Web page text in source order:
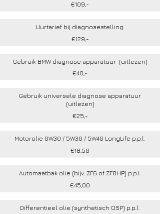
€109,-
Uurtarief bij diagnosestelling
€129,-
Gebruik BMW diagnose apparatuur (uitlezen)
€40,-
Gebruik universele diagnose apparatuur
(uitlezen)
€25,-
Motorolie 0W30 / 5W30 / 5W40 LongLife p.p.l.
€18,50
Automaatbak olie (bijv. ZF6 of ZF8HP) p.p.l.
€45,00
Differentieel olie (synthetisch OSP) p.p.l.